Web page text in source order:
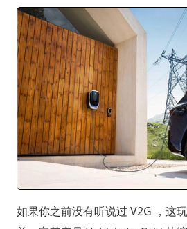
如果你之前没有听说过 V2G ，这